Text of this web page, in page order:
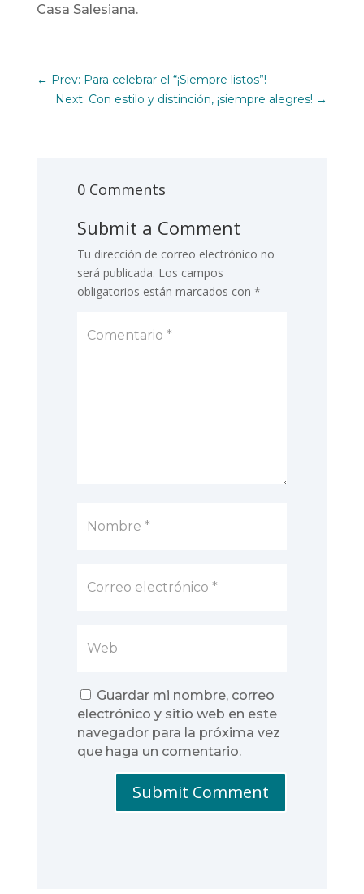
Casa Salesiana.
← Prev: Para celebrar el “¡Siempre listos”!
Next: Con estilo y distinción, ¡siempre alegres! →
0 Comments
Submit a Comment
Tu dirección de correo electrónico no
será publicada. Los campos
obligatorios están marcados con *
Guardar mi nombre, correo
electrónico y sitio web en este
navegador para la próxima vez
que haga un comentario.
Submit Comment